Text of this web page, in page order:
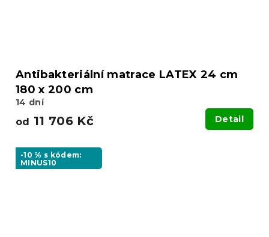
Antibakteriální matrace LATEX 24 cm
180 x 200 cm
14 dní
od 11 706 Kč Detail
-10 % s kódem:
MINUS10